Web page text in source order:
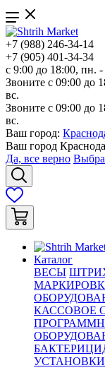
+7 (988) 246-34-14
+7 (905) 401-34-34
с 9:00 до 18:00, пн. -
Звоните с 09:00 до
вс.
Звоните с 09:00 до
вс.
Ваш город:
Ваш город
Да, все верно
Каталог
ВЕСЫ
КАССОВОЕ
УСТАНОВКИ